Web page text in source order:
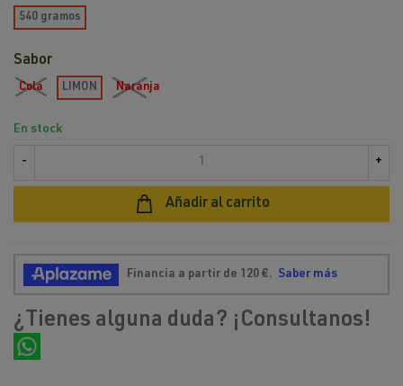
540 gramos
Sabor
Cola LIMON Naranja
En stock
- +
Añadir al carrito
¿Tienes alguna duda? ¡Consultanos!